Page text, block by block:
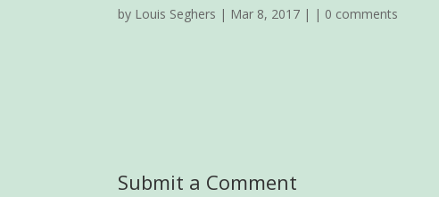
by Louis Seghers | Mar 8, 2017 | | 0 comments
Submit a Comment